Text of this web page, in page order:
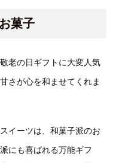
菓子
老の日ギフトに大変人気
さが心を和ませてくれま
イーツは、和菓子派のお
にも喜ばれる万能ギフ